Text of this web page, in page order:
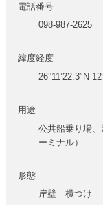
電話番号
098-987-2625
緯度経度
26°11’22.3″N
用途
公共船乗り場
ーミナル）
形態
岸壁 横つけ